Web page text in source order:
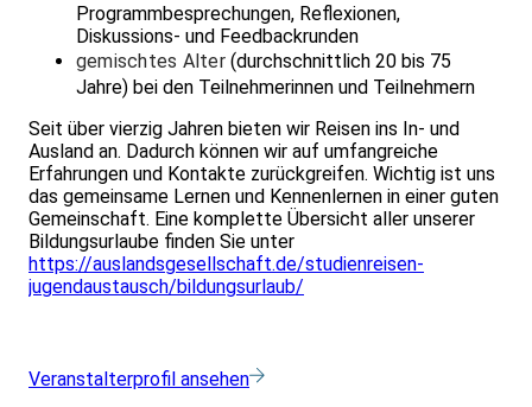
Programmbesprechungen, Reflexionen,
Diskussions- und Feedbackrunden
gemischtes Alter(durchschnittlich 20 bis 75
Jahre) bei den Teilnehmerinnen und Teilnehmern
Seit über vierzig Jahren bieten wir Reisen ins In- und
Ausland an. Dadurch können wir auf umfangreiche
Erfahrungen und Kontakte zurückgreifen. Wichtig ist uns
das gemeinsame Lernen und Kennenlernen in einer guten
Gemeinschaft. Eine komplette Übersicht aller unserer
Bildungsurlaube finden Sie unter
https://auslandsgesellschaft.de/studienreisen-
jugendaustausch/bildungsurlaub/
Veranstalterprofil ansehen